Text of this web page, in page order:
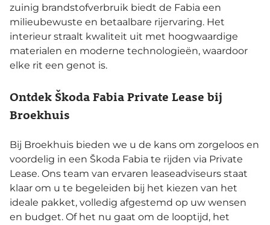
zuinig brandstofverbruik biedt de Fabia een
milieubewuste en betaalbare rijervaring. Het
interieur straalt kwaliteit uit met hoogwaardige
materialen en moderne technologieën, waardoor
elke rit een genot is.
Ontdek Škoda Fabia Private Lease bij
Broekhuis
Bij Broekhuis bieden we u de kans om zorgeloos en
voordelig in een Škoda Fabia te rijden via Private
Lease. Ons team van ervaren leaseadviseurs staat
klaar om u te begeleiden bij het kiezen van het
ideale pakket, volledig afgestemd op uw wensen
en budget. Of het nu gaat om de looptijd, het